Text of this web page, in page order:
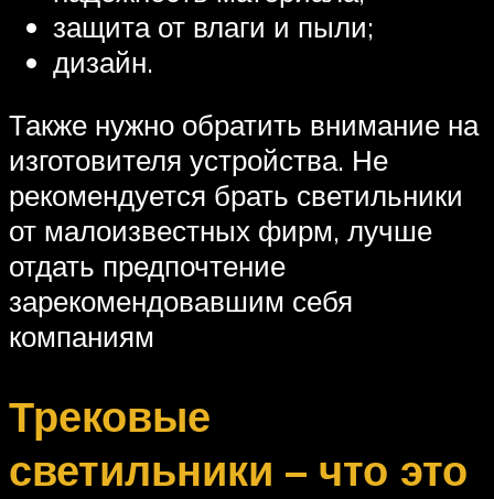
защита от влаги и пыли;
дизайн.
Также нужно обратить внимание на
изготовителя устройства. Не
рекомендуется брать светильники
от малоизвестных фирм, лучше
отдать предпочтение
зарекомендовавшим себя
компаниям
Трековые
светильники – что это